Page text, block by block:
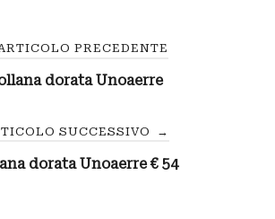
PRECEDENTE
dorata Unoaerre
SUCCESSIVO →
dorata Unoaerre € 54